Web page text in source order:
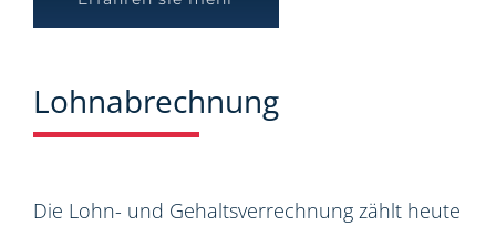
Lohnabrechnung
Die Lohn- und Gehaltsverrechnung zählt heute